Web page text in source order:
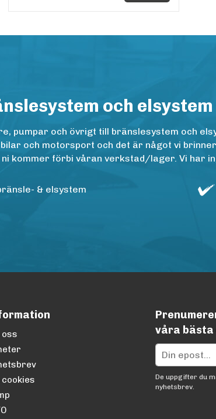
och elsystem
pumpar och övrigt till bränslesystem och
och motorsport och det är något vi
kommer förbi våran verkstad/lager. Vi har
& elsystem
oss
cookies
våra bästa
De uppgifter du
nyhetsbrev.